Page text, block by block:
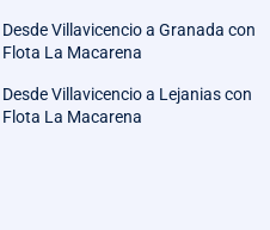
Desde Villavicencio a Granada con
Flota La Macarena
Desde Villavicencio a Lejanias con
Flota La Macarena